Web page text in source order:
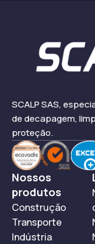
SCALP SAS,
de decapagem,
proteção.
Nossos
produtos
Construção
Transporte
Indústria